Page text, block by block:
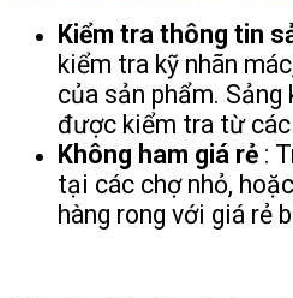
Kiểm tra thông tin
kiểm tra kỹ nhãn
của sản phẩm.
được kiểm tra từ
Không ham giá rẻ :
tại các chợ nhỏ,
hàng rong với giá rẻ